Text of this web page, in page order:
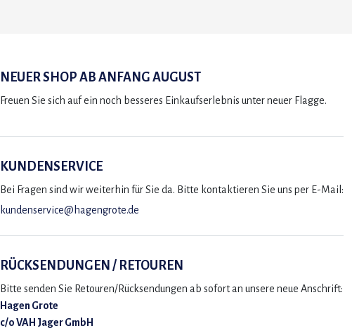
NEUER SHOP AB ANFANG AUGUST
Freuen Sie sich auf ein noch besseres Einkaufserlebnis unter neuer Flagge.
KUNDENSERVICE
Bei Fragen sind wir weiterhin für Sie da. Bitte kontaktieren Sie uns per E-Mail:
kundenservice@hagengrote.de
RÜCKSENDUNGEN / RETOUREN
Bitte senden Sie Retouren/Rücksendungen ab sofort an unsere neue Anschrift:
Hagen Grote
c/o VAH Jager GmbH